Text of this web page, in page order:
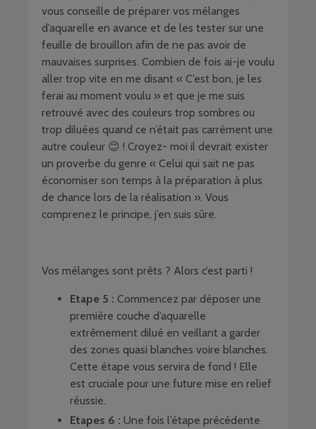
vous conseille de préparer vos mélanges
d’aquarelle en avance et de les tester sur une
feuille de brouillon afin de ne pas avoir de
mauvaises surprises. Combien de fois ai-je voulu
aller trop vite en me disant « C’est bon, je les
ferai au moment voulu » et que je me suis
retrouvé avec des couleurs trop sombres ou
trop diluées quand ce n’était pas carrément une
autre couleur 😊 ! Croyez- moi il devrait exister
un proverbe du genre « Celui qui sait ne pas
économiser son temps à la préparation à plus
de chance lors de la réalisation ». Vous
comprenez le principe, j’en suis sûre.
Vos mélanges sont prêts ? Alors c’est parti !
Etape 5 : Commencez par déposer une
première couche d’aquarelle
extrêmement dilué en veillant a garder
des zones quasi blanches voire blanches.
Cette étape vous servira de fond ! Elle
est cruciale pour une future mise en relief
réussie.
Etapes 6 : Une fois l’étape précédente